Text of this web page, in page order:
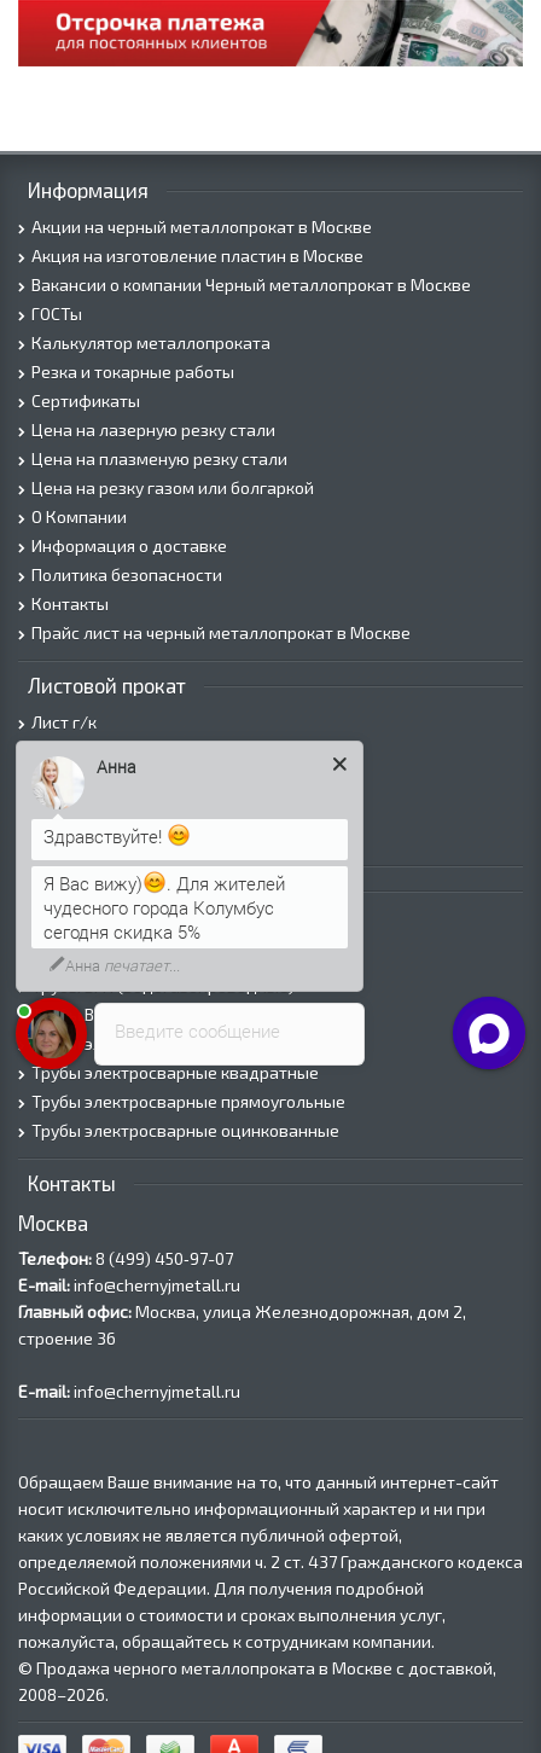
Информация
Акции на черный металлопрокат в Москве
Акция на изготовление пластин в Москве
Вакансии о компании Черный металлопрокат в Москве
ГОСТы
Калькулятор металлопроката
Резка и токарные работы
Сертификаты
Цена на лазерную резку стали
Цена на плазменую резку стали
Цена на резку газом или болгаркой
О Компании
Информация о доставке
Политика безопасности
Контакты
Прайс лист на черный металлопрокат в Москве
Листовой прокат
Лист г/к
Просечно-вытяжной лист (ПВЛ)
Лист рифленый
Лист оцинкованный
Трубы
Трубы горячедеформированные
Труба холоднодеформированная
Трубы ВГП оцинкованные
Трубы электросварные круглые
Трубы электросварные квадратные
Трубы электросварные прямоугольные
Трубы электросварные оцинкованные
Контакты
Москва
Телефон:8 (499) 450‑97-07
E-mail:info@chernyjmetall.ru
Главный офис:Москва, улица Железнодорожная, дом 2,
строение 36
E-mail:info@chernyjmetall.ru
Обращаем Ваше внимание на то, что данный интернет-сайт
носит исключительно информационный характер и ни при
каких условиях не является публичной офертой,
определяемой положениями ч. 2 ст. 437 Гражданского кодекса
Российской Федерации. Для получения подробной
информации о стоимости и сроках выполнения услуг,
пожалуйста, обращайтесь к сотрудникам компании.
© Продажа черного металлопроката в Москве с доставкой,
2008–2026.
Введите сообщение
Анна
Здравствуйте!
Я Вас вижу)
. Для жителей
чудесного города Колумбус
сегодня скидка 5%
Анна печатает...